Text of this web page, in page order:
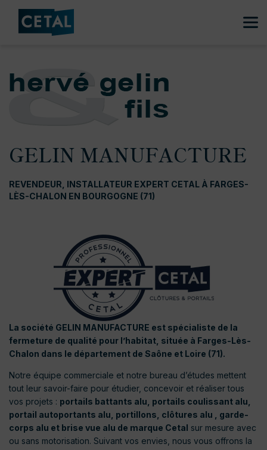
GELIN MANUFACTURE
REVENDEUR, INSTALLATEUR EXPERT CETAL À FARGES-
LÈS-CHALON EN BOURGOGNE (71)
La société GELIN MANUFACTURE est spécialiste de la
fermeture de qualité pour l’habitat, située à Farges-Lès-
Chalon dans le département de Saône et Loire (71).
Notre équipe commerciale et notre bureau d’études mettent
tout leur savoir-faire pour étudier, concevoir et réaliser tous
vos projets : portails battants alu, portails coulissant alu,
portail autoportants alu, portillons, clôtures alu , garde-
corps alu et brise vue alu de marque Cetal sur mesure avec
ou sans motorisation. Suivant vos envies, nous vous offrons la